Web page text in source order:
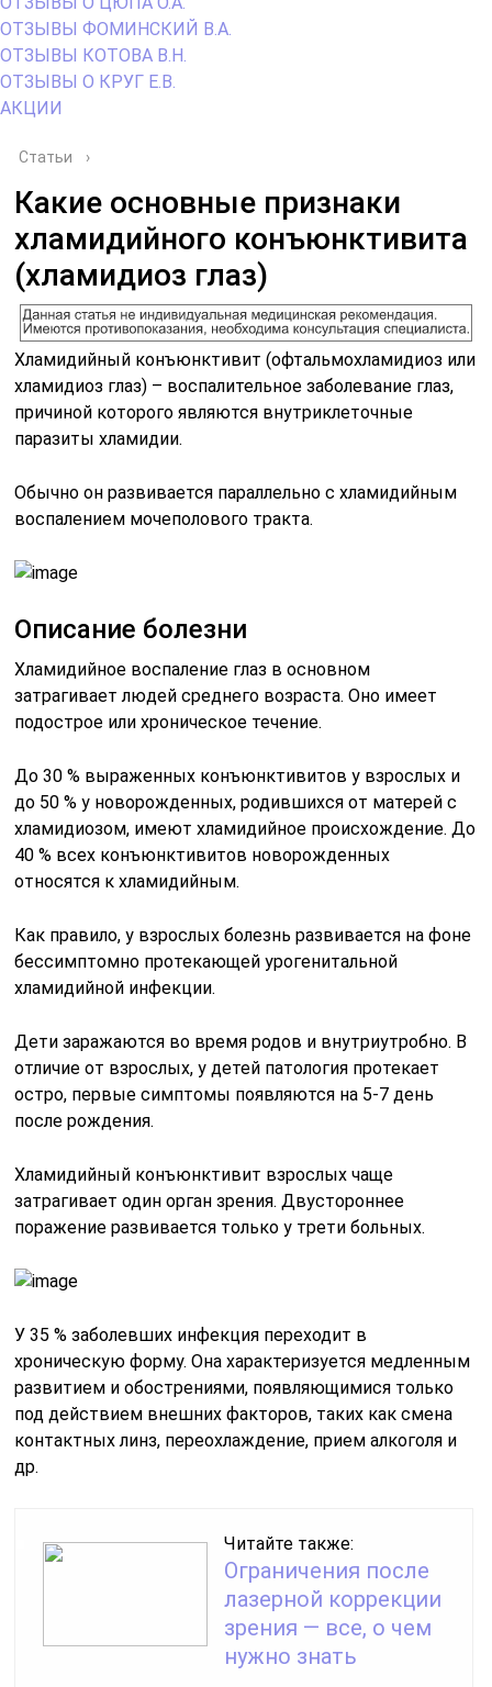
ОТЗЫВЫ ФОМИНСКИЙ В.А.
ОТЗЫВЫ КОТОВА В.Н.
ОТЗЫВЫ О КРУГ Е.В.
АКЦИИ
Статьи ›
Какие основные признаки
хламидийного конъюнктивита
(хламидиоз глаз)
Хламидийный конъюнктивит (офтальмохламидиоз или
хламидиоз глаз) – воспалительное заболевание глаз,
причиной которого являются внутриклеточные
паразиты хламидии.
Обычно он развивается параллельно с хламидийным
воспалением мочеполового тракта.
Описание болезни
Хламидийное воспаление глаз в основном
затрагивает людей среднего возраста. Оно имеет
подострое или хроническое течение.
До 30 % выраженных конъюнктивитов у взрослых и
до 50 % у новорожденных, родившихся от матерей с
хламидиозом, имеют хламидийное происхождение. До
40 % всех конъюнктивитов новорожденных
относятся к хламидийным.
Как правило, у взрослых болезнь развивается на фоне
бессимптомно протекающей урогенитальной
хламидийной инфекции.
Дети заражаются во время родов и внутриутробно. В
отличие от взрослых, у детей патология протекает
остро, первые симптомы появляются на 5-7 день
после рождения.
Хламидийный конъюнктивит взрослых чаще
затрагивает один орган зрения. Двустороннее
поражение развивается только у трети больных.
У 35 % заболевших инфекция переходит в
хроническую форму. Она характеризуется медленным
развитием и обострениями, появляющимися только
под действием внешних факторов, таких как смена
контактных линз, переохлаждение, прием алкоголя и
др.
Читайте также:
Ограничения после
лазерной коррекции
зрения — все, о чем
нужно знать